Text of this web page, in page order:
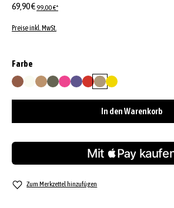
69,90 €99,00 €*
Preise inkl. MwSt.
Farbe
caramel/cognac
milknatural
oliv orchidpurple
redsahara
yellow
In den Warenkorb
Zum Merkzettel hinzufügen